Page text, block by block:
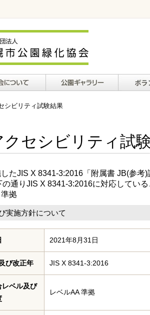
シビリティ試験結果
クセシビリティ試
たJIS X 8341-3:2016「附属書 JB(参考
通りJIS X 8341-3:2016に対応してい
拠
実施方針について
2021年8月31日
び改正年 JIS X 8341-3:2016
レベル及び
レベルAA 準拠